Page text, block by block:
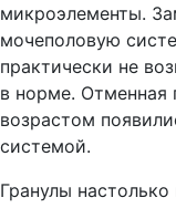
микроэлементы.
мочеполовую
практически не
в норме. Отменная
возрастом
системой.
Гранулы